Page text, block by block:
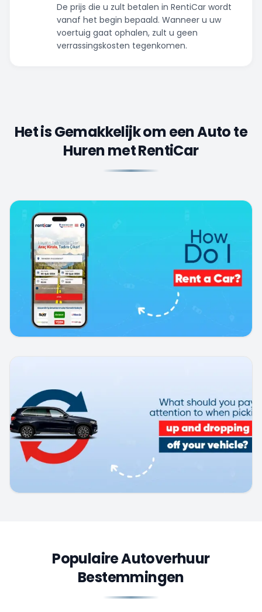
De prijs die u zult betalen in RentiCar wordt
vanaf het begin bepaald. Wanneer u uw
voertuig gaat ophalen, zult u geen
verrassingskosten tegenkomen.
Het is Gemakkelijk om een Auto te
Huren met RentiCar
Populaire Autoverhuur
Bestemmingen